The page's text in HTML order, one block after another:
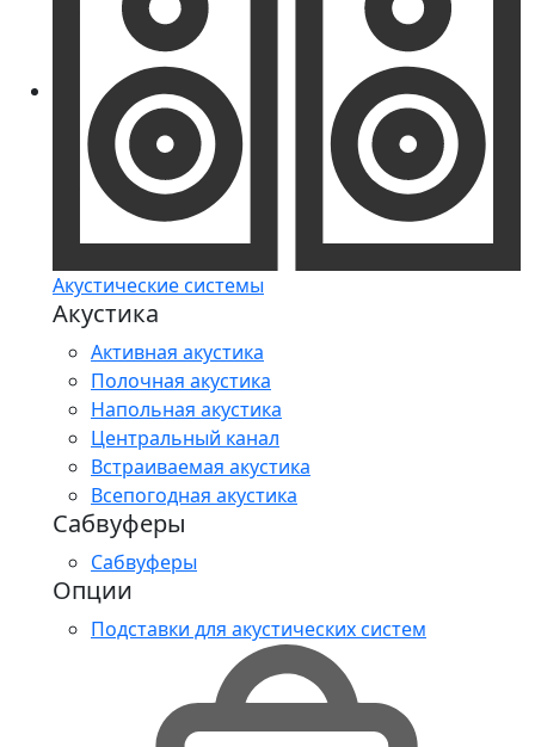
Акустические системы
Акустика
Активная акустика
Полочная акустика
Напольная акустика
Центральный канал
Встраиваемая акустика
Всепогодная акустика
Сабвуферы
Сабвуферы
Опции
Подставки для акустических систем